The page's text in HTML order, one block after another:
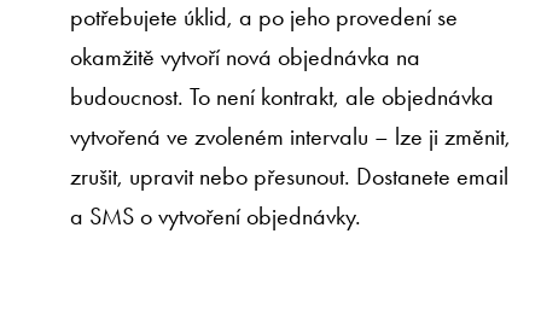
potřebujete úklid, a po jeho provedení se
okamžitě vytvoří nová objednávka na
budoucnost. To není kontrakt, ale objednávka
vytvořená ve zvoleném intervalu – lze ji změnit,
zrušit, upravit nebo přesunout. Dostanete email
a SMS o vytvoření objednávky.